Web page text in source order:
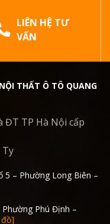
LIÊN HỆ TƯ
VẤN
THẤT Ô TÔ QUANG
ĐT TP Hà Nội cấp
Ty
5 – Phường Long Biên –
Phú Định –